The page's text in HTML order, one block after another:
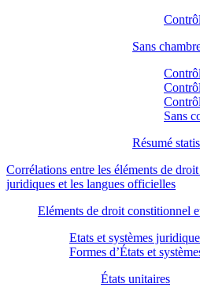
Sans
Sans
Résumé
Corrélations entre les éléments de
juridiques et les langues officielles
Eléments de droit constitionnel
Etats et systèmes
Formes d’États et
États unitaires